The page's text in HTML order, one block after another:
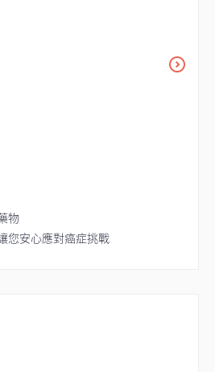
物
您安心應對癌症挑戰